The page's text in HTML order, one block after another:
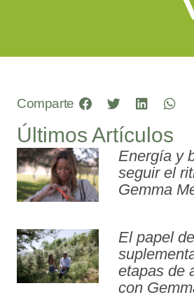
Comparte
Últimos Artículos
Energía y
seguir el
Gemma
El papel
etapas de
con